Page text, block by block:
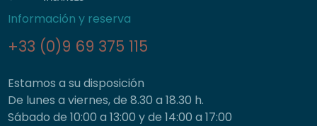
Información y reserva
+33 (0)9 69 375 115
Estamos a su disposición
De lunes a viernes, de 8.30 a 18.30 h.
Sábado de 10:00 a 13:00 y de 14:00 a 17:00